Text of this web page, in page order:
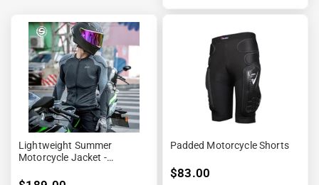
Lightweight Summer
Motorcycle Jacket -
Padded Motorcycle Shorts
$83.00